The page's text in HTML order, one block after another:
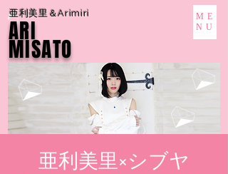
亜利美里＆Arimiri
ARI
MISATO
ME
NU
亜利美里×シブヤ